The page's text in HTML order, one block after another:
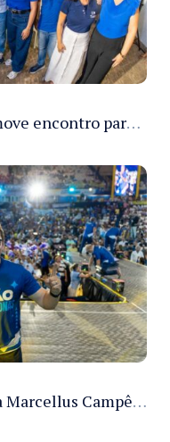
Instituto Eula Artiagas promove encontro para discutir melhorias para o bairro Petrópolis
União Progressista confirma Marcellus Campêlo como candidato a deputado estadual